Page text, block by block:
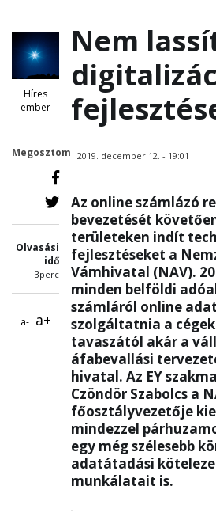
Híres
ember
Megosztom
Olvasási
idő
3perc
a- a+
Nem
2019. december 12. - 19:01
Az online számlázó
bevezetését
területeken indít
fejlesztéseket a
Vámhivatal (NAV).
minden belföldi
számláról online
szolgáltatnia a
tavaszától akár a
áfabevallási
hivatal. Az EY
Czöndör Szabolcs a
főosztályvezetője
mindezzel
egy még szélesebb
adatátadási
munkálatait is.